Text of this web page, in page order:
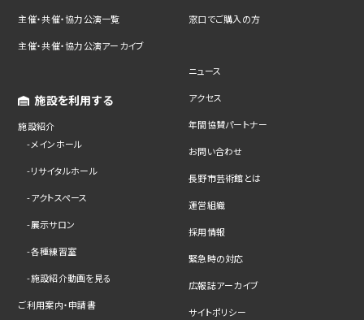
主催・共催・協力公演一覧
主催・共催・協力公演アーカイブ
施設を利用する
施設紹介
メインホール
リサイタルホール
アクトスペース
展示サロン
各種練習室
施設紹介動画を見る
ご利用案内・申請書
窓口でご購入の方
ニュース
アクセス
年間協賛パートナー
お問い合わせ
長野市芸術館とは
運営組織
採用情報
緊急時の対応
広報誌アーカイブ
サイトポリシー